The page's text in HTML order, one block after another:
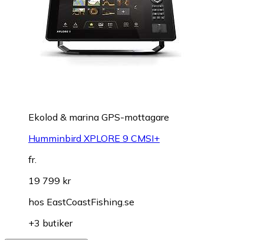
Ekolod & marina GPS-mottagare
Humminbird XPLORE 9 CMSI+
fr.
19 799 kr
hos EastCoastFishing.se
+3 butiker